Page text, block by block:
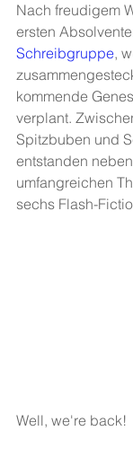
Nach freudigem
ersten
Schreibgruppe,
kommende
verplant.
Spitzbuben und
entstanden
umfangreichen
sechs Flash-
Well, we're back!